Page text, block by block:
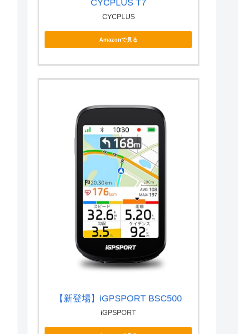
CYCPLUS T7
CYCPLUS
Amazonで見る
【新登場】iGPSPORT BSC500
iGPSPORT